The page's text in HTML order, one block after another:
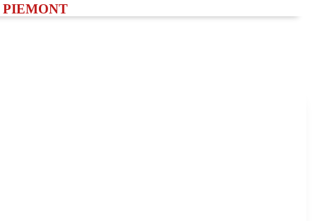
PIEMONT